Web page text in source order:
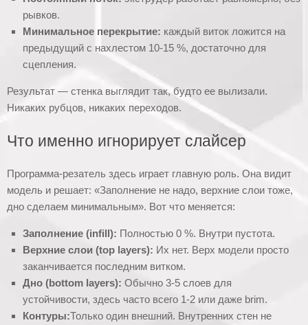
рывков.
Минимальное перекрытие: каждый виток ложится на
предыдущий с нахлестом 10-15 %, достаточно для
сцепления.
Результат — стенка выглядит так, будто ее вылизали.
Никаких рубцов, никаких переходов.
Что именно игнорирует слайсер
Программа-резатель здесь играет главную роль. Она видит
модель и решает: «Заполнение не надо, верхние слои тоже,
дно сделаем минимальным». Вот что меняется:
Заполнение (infill): Полностью 0 %. Внутри пустота.
Верхние слои (top layers): Их нет. Верх модели просто
заканчивается последним витком.
Дно (bottom layers): Обычно 3-5 слоев для
устойчивости, здесь часто всего 1-2 или даже brim.
Контуры:Только один внешний. Внутренних стен не